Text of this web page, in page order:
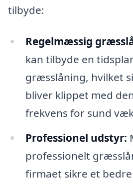
tilbyde:
Regelmæssig
kan tilbyde en
græsslåning, hvilket
bliver klippet med
frekvens for sund
Professionel udstyr:
professionelt
firmaet sikre et